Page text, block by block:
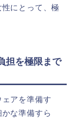
にとって、極
担を極限まで
アを準備す
な準備すら